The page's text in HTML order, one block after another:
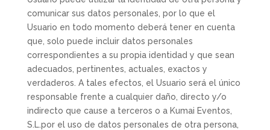
comunicar sus datos personales, por lo que el
Usuario en todo momento deberá tener en cuenta
que, solo puede incluir datos personales
correspondientes a su propia identidad y que sean
adecuados, pertinentes, actuales, exactos y
verdaderos. A tales efectos, el Usuario será el único
responsable frente a cualquier daño, directo y/o
indirecto que cause a terceros o a Kumai Eventos,
S.L.por el uso de datos personales de otra persona,